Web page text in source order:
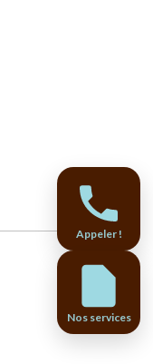
Appeler !
Nos services